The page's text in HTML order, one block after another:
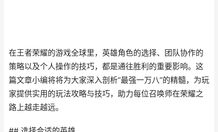
在王者荣耀的游戏全球里，英雄角色的选择、团队协作的
策略以及个人操作的技巧，都是通往胜利的重要影响。这
篇文章小编将将为大家深入剖析“最强一万八”的精髓，为玩
家提供实用的玩法攻略与技巧，助力每位召唤师在荣耀之
路上越走越远。